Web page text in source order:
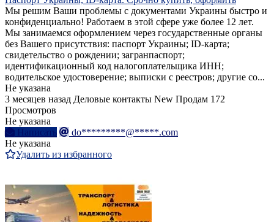
Мы решим Ваши проблемы с документами Украины быстро и
конфиденциально! Работаем в этой сфере уже более 12 лет.
Мы занимаемся оформлением через государственные органы
без Вашего присутствия: паспорт Украины; ID-карта;
свидетельство о рождении; загранпаспорт;
идентификационный код налогоплательщика ИНН;
водительское удостоверение; выписки с реестров; другие со...
Не указана
3 месяцев назад Деловые контакты New Продам 172
Просмотров
Не указана
Написать
do*********@*****.com
Не указана
Удалить из избранного